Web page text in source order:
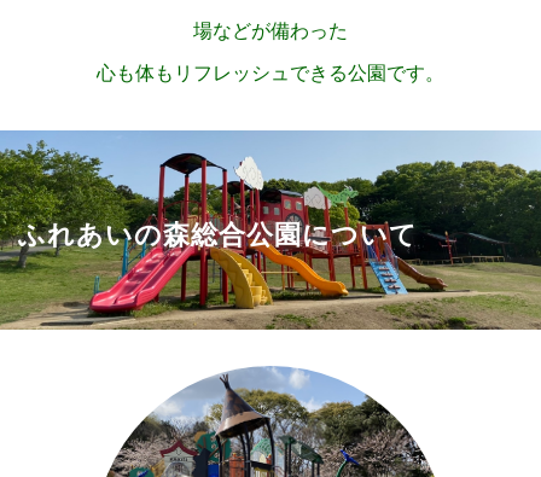
場などが備わった
心も体もリフレッシュできる公園です。
ふれあいの森総合公園について